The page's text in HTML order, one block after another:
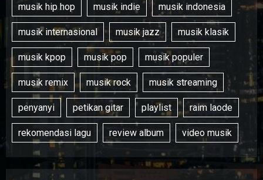
musik hip hop musik indie musik indonesia
musik internasional musik jazz musik klasik
musik kpop musik pop musik populer
musik remix musik rock musik streaming
penyanyi petikan gitar playlist raim laode
rekomendasi lagu review album video musik